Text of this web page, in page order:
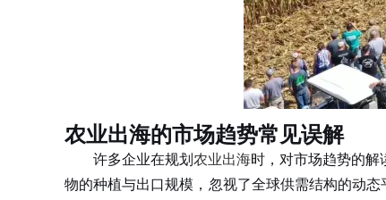
农业出海的市场趋势常见误解
许多企业在规划 农业出海时，对市场趋势的解
物的种植与出口规模，忽视了全球供需结构的动